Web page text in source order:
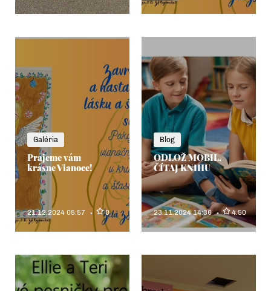
Galéria
Prajeme vám
krásne Vianoce!
21.12.2024 05:57 0
Blog
ODLOŽ MOBIL,
ČÍTAJ KNIHU
23.11.2024 14:36 4.50